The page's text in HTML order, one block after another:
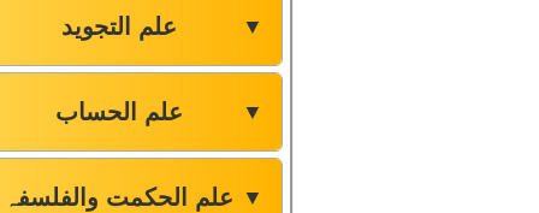
علم التجوید ▼
علم الحساب ▼
علم الحکمت والفلسفہ ▼